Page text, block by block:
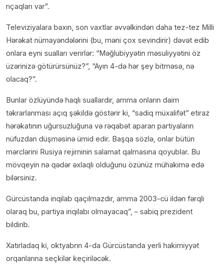
rıçaqları var”.
Televiziyalara baxın, son vaxtlar əvvəlkindən daha tez-tez Milli
Hərəkat nümayəndələrini (bu, məni çox sevindirir) dəvət edib
onlara eyni sualları verirlər: “Məğlubiyyətin məsuliyyətini öz
üzərinizə götürürsünüz?”, “Ayın 4-də hər şey bitməsə, nə
olacaq?”.
Bunlar özlüyündə haqlı suallardır, amma onların daim
təkrarlanması açıq şəkildə göstərir ki, “sadiq müxalifət” etiraz
hərəkatının uğursuzluğuna və rəqabət aparan partiyaların
nüfuzdan düşməsinə ümid edir. Başqa sözlə, onlar bütün
mərclərini Rusiya rejiminin salamat qalmasına qoyublar. Bu
mövqeyin nə qədər əxlaqlı olduğunu özünüz mühakimə edə
bilərsiniz.
Gürcüstanda inqilab qaçılmazdır, amma 2003-cü ildən fərqli
olaraq bu, partiya inqilabı olmayacaq”, – sabiq prezident
bildirib.
Xatırladaq ki, oktyabrın 4-da Gürcüstanda yerli hakimiyyət
orqanlarına seçkilər keçiriləcək.